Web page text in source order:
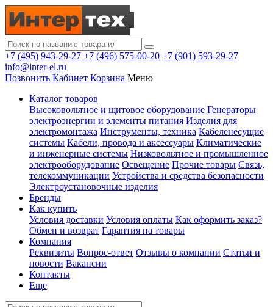
+7 (495) 943-29-27 +7 (496) 575-00-20 +7 (901) 593-29-27
info@inter-el.ru
Позвонить Кабинет Корзина Меню
Каталог товаров
Высоковольтное и щитовое оборудование Генераторы
электроэнергии и элементы питания Изделия для
электромонтажа Инструменты, техника Кабеленесущие
системы Кабели, провода и аксессуары Климатические
и инженерные системы Низковольтное и промышленное
электрооборудование Освещение Прочие товары Связь,
телекоммуникации Устройства и средства безопасности
Электроустановочные изделия
Бренды
Как купить
Условия доставки Условия оплаты Как оформить заказ?
Обмен и возврат Гарантия на товары
Компания
Реквизиты Вопрос-ответ Отзывы о компании Статьи и
новости Вакансии
Контакты
Еще